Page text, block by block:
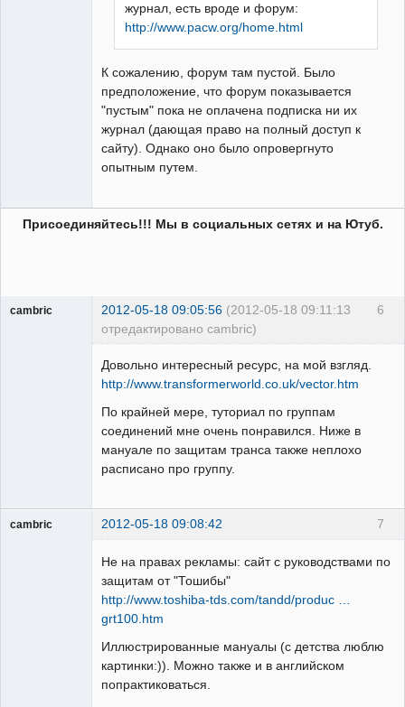
журнал, есть вроде и форум:
http://www.pacw.org/home.html
К сожалению, форум там пустой. Было
предположение, что форум показывается
"пустым" пока не оплачена подписка ни их
журнал (дающая право на полный доступ к
сайту). Однако оно было опровергнуто
опытным путем.
Присоединяйтесь!!! Мы в социальных сетях и на Ютуб.
6
cambric 2012-05-18 09:05:56 (2012-05-18 09:11:13
отредактировано cambric)
Довольно интересный ресурс, на мой взгляд.
http://www.transformerworld.co.uk/vector.htm
По крайней мере, туториал по группам
соединений мне очень понравился. Ниже в
мануале по защитам транса также неплохо
расписано про группу.
7
cambric 2012-05-18 09:08:42
Не на правах рекламы: сайт с руководствами по
защитам от "Тошибы"
http://www.toshiba-tds.com/tandd/produc …
grt100.htm
Иллюстрированные мануалы (с детства люблю
картинки:)). Можно также и в английском
попрактиковаться.